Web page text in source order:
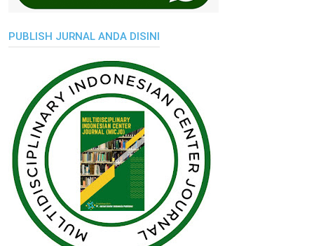
PUBLISH JURNAL ANDA DISINI